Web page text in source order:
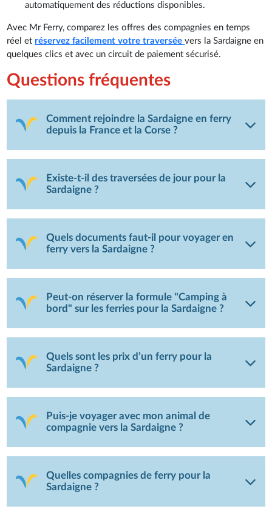
automatiquement des réductions disponibles.
Avec Mr Ferry, comparez les offres des compagnies en temps
réel et réservez facilement votre traversée vers la Sardaigne en
quelques clics et avec un circuit de paiement sécurisé.
Questions fréquentes
Comment rejoindre la Sardaigne en ferry
depuis la France et la Corse ?
Existe-t-il des traversées de jour pour la
Sardaigne ?
Quels documents faut-il pour voyager en
ferry vers la Sardaigne ?
Peut-on réserver la formule "Camping à
bord" sur les ferries pour la Sardaigne ?
Quels sont les prix d’un ferry pour la
Sardaigne ?
Puis-je voyager avec mon animal de
compagnie vers la Sardaigne ?
Quelles compagnies de ferry pour la
Sardaigne ?